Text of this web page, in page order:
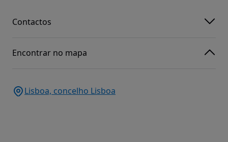
Contactos
Encontrar no mapa
Lisboa, concelho Lisboa